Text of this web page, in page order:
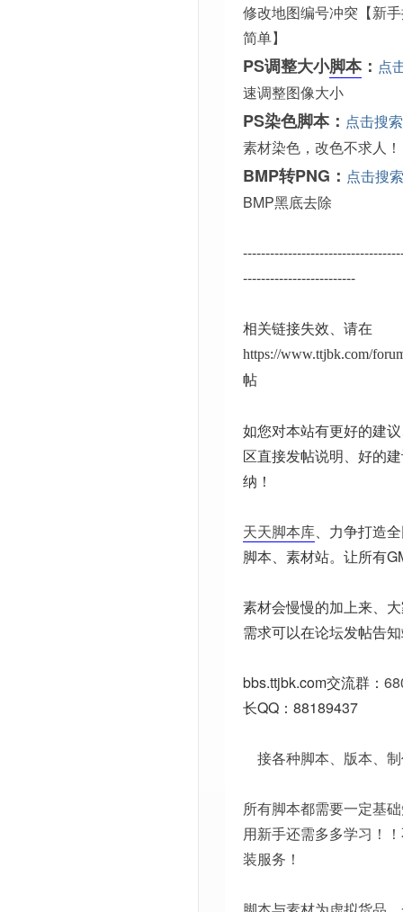
修改地图编号冲突【新
简单】
PS调整大小脚本： 点
速调整图像大小
PS染色脚本： 点击搜索
素材染色，改色不求人！
BMP转PNG： 点击搜索
BMP黑底去除
-------------------------
相关链接失效、请在
https://www.ttjbk.com/
帖
如您对本站有更好的建
区直接发帖说明、好的
纳！
天天脚本库、力争打造
脚本、素材站。让所有
素材会慢慢的加上来、
需求可以在论坛发帖告
bbs.ttjbk.com交流群：
长QQ：88189437
接各种脚本、版本、
所有脚本都需要一定基
用新手还需多多学习！
装服务！